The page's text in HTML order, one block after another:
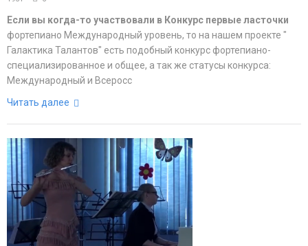
Если вы когда-то участвовали в Конкурс первые ласточки
фортепиано Международный уровень, то на нашем проекте "
Галактика Талантов" есть подобный конкурс фортепиано-
специализированное и общее, а так же статусы конкурса:
Международный и Всеросс
Читать далее